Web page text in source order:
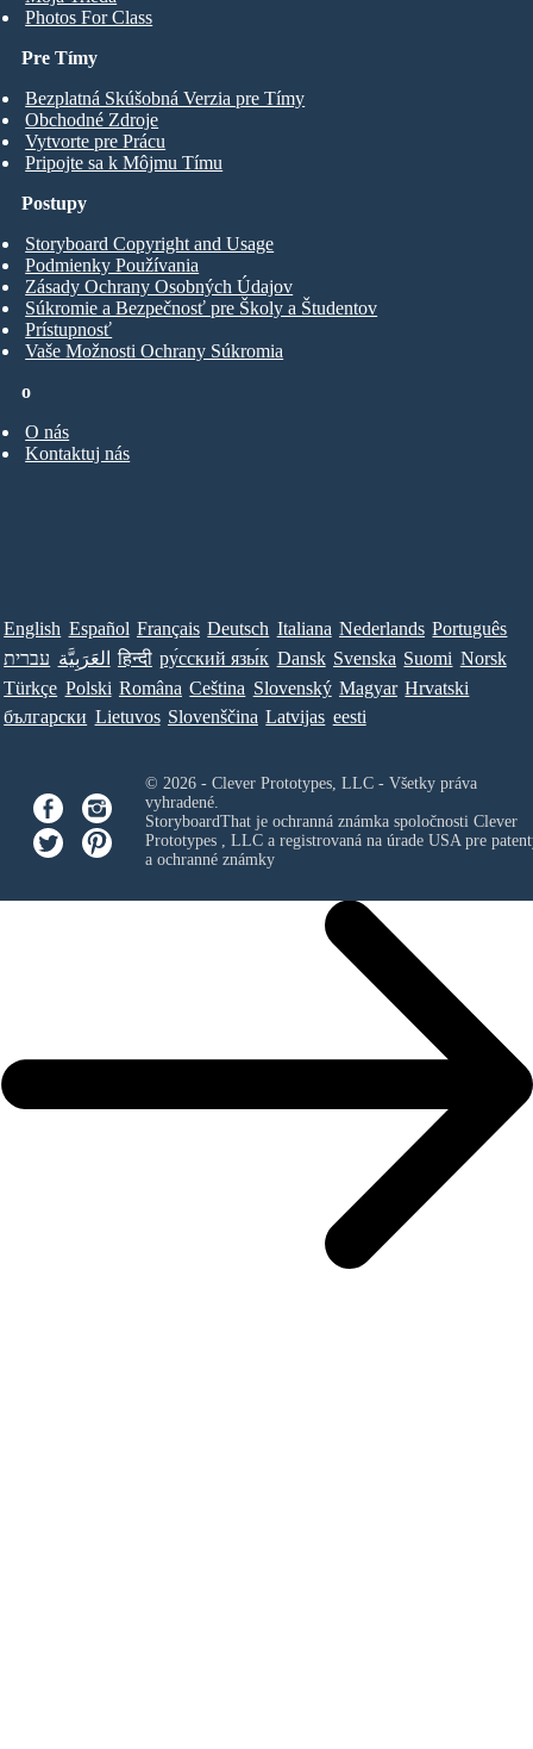
Photos For Class
Pre Tímy
Bezplatná Skúšobná Verzia pre Tímy
Obchodné Zdroje
Vytvorte pre Prácu
Pripojte sa k Môjmu Tímu
o
O nás
Kontaktuj nás
Postupy
Storyboard Copyright and Usage
Podmienky Používania
Zásady Ochrany Osobných Údajov
Súkromie a Bezpečnosť pre Školy a Študentov
Prístupnosť
Vaše Možnosti Ochrany Súkromia
English Español Français Deutsch Italiana Nederlands Português
עברית العَرَبِيَّة हिन्दी ру́сский язы́к Dansk Svenska Suomi Norsk
Türkçe Polski Româna Ceština Slovenský Magyar Hrvatski
български Lietuvos Slovenščina Latvijas eesti
© 2026 - Clever Prototypes, LLC - Všetky práva
vyhradené.
StoryboardThat je ochranná známka spoločnosti Clever
Prototypes , LLCa registrovaná na úrade USA pre
a ochranné známky